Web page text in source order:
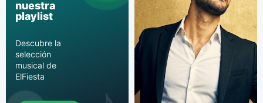
nuestra
playlist
Descubre la
selección
musical de
ElFiesta